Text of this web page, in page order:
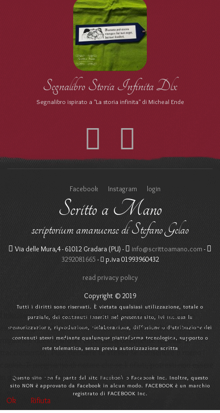
Segnalibro Storia Infinita Dlx
Segnalibro ispirato a "La storia infinita" di Micheal Ende
Facebook Instagram login
Scritto a Mano
scriptorium amanuense di Stefano Gelao
Via delle Mura,4 - 61012 Gradara (PU) - info@scrittoamano.com -
3292081665 - p.iva 01993960432
read privacy policy
Copyright © 2019
Tutti i diritti sono riservati. È vietata qualsiasi utilizzazione, totale o
parziale, dei contenuti inseriti nel presente sito, ivi inclusa la
memorizzazione, riproduzione, rielaborazione, diffusione o distribuzione dei
contenuti stessi mediante qualunque piattaforma tecnologica, supporto o
rete telematica, senza previa autorizzazione scritta
Questo sito non fa parte del sito Facebook o Facebook Inc. Inoltre, questo
sito NON è approvato da Facebook in alcun modo. FACEBOOK è un marchio
registrato di FACEBOOK Inc.
Utilizziamo i cookie sul nostro sito Web. Alcuni di essi sono
essenziali per il funzionamento del sito, mentre altri ci aiutano a
migliorare questo sito e l'esperienza dell'utente (cookie di
tracciamento). Puoi decidere tu stesso se consentire o meno i
in grado di utilizzare tutte le funzionalità del sito.
Ok Rifiuta